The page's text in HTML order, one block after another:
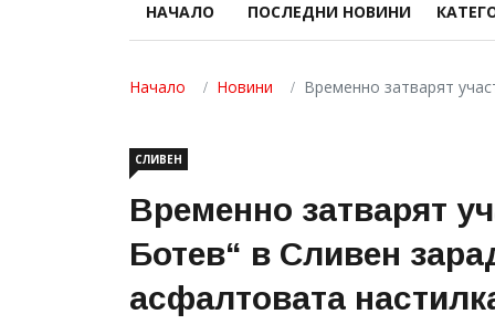
НАЧАЛО ПОСЛЕДНИ НОВИНИ
Начало Новини Временно затварят
СЛИВЕН
Временно затварят
Ботев“ в Сливен
асфалтовата